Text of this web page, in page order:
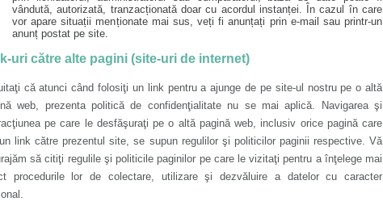
vândută, autorizată, tranzacționată doar cu acordul instanței. În cazul în care
vor apare situații menționate mai sus, veți fi anunțați prin e-mail sau printr-un
anunț postat pe site.
uri către alte pagini (site-uri de internet)
că atunci când folosiţi un link pentru a ajunge de pe site-ul nostru pe o altă
web, prezenta politică de confidenţialitate nu se mai aplică. Navigarea şi
pe care le desfăşuraţi pe o altă pagină web, inclusiv orice pagină care
link către prezentul site, se supun regulilor şi politicilor paginii respective. Vă
să citiţi regulile şi politicile paginilor pe care le vizitaţi pentru a înţelege mai
procedurile lor de colectare, utilizare şi dezvăluire a datelor cu caracter